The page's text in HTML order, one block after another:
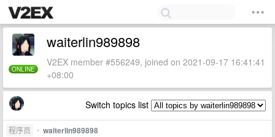
ONLINE
waiterlin989898
V2EX member #556249, joined on 2021-09-17 16:41:41
+08:00
Switch topics list
程序员 • waiterlin989898